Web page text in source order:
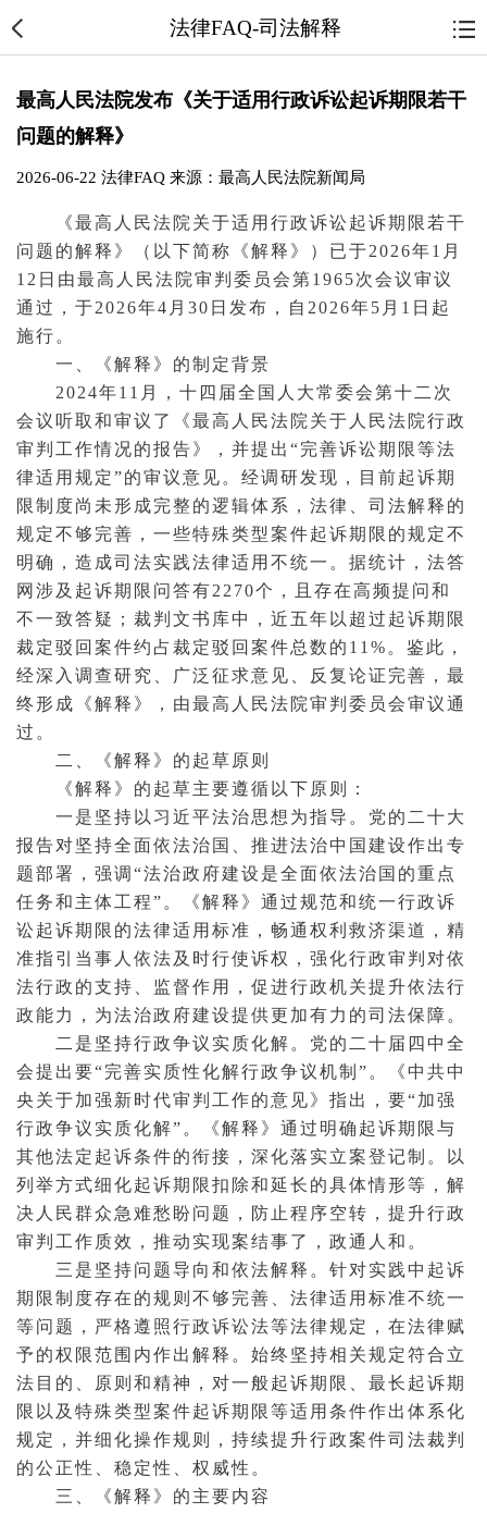
法律FAQ-司法解释
最高人民法院发布《关于适用行政诉讼起诉期限若干
问题的解释》
2026-06-22 法律FAQ来源：最高人民法院新闻局
《最高人民法院 关于适用行政诉讼起诉期限若干
问题的解释》（以下简称《解释》）已于2026年1月
12日由最高人民法院审判委员会第1965次会议审议
通过，于2026年4月30日发布，自2026年5月1日起
施行。
一、《解释》的制定背景
2024年11月，十四届全国人大常委会第十二次
会议听取和审议了《最高人民法院关于人民法院行政
审判工作情况的报告》，并提出“完善诉讼期限等法
律适用规定”的审议意见。经调研发现，目前起诉期
限制度尚未形成完整的逻辑体系，法律、司法解释 的
规定不够完善，一些特殊类型案件起诉期限的规定不
明确，造成司法实践法律适用不统一。据统计 ，法答
网涉及起诉期限问答有2270个，且存在高频提问和
不一致答疑；裁判文书库中，近五年以超过起诉期限
裁定驳回案件约占裁定驳回案件总数的11%。鉴此，
经深入调查研究、广泛征求意见、反复论证完善，最
终形成《解释》，由最高人民法院审判委员会审议通
过。
二、《解释》的起草原 则
《解释》的起草主要遵循以下原则：
一是坚持以习近平法治思想为指导。党的二十大
报告对坚持全面依法治国、推进法治中国建设作出专
题部署，强调“法治政府建设是全面依法治国的重点
任务和主体工程”。《解释》通过规范和统一行政诉
讼起诉期限的法律适用标准，畅通权利救济渠道，精
准指引 当事人依法及时行使诉权，强化行政审判对依
法行政的支持、监督作用，促进行政机关提升依法行
政能力，为法治政府建设提供更加有力的司法保障。
二是坚持行政争议实质化解。党的二十届四中全
会提出要“完善实质性化解行政争议机制”。《中共中
央关于加强新时代审判工作的意见》指出，要“加强
行政争议实质化解”。《解释》通过明确起诉期限与
其他法定起诉条件的衔接，深化落实立案登记制。以
列举方式细化起诉期限扣除和延长的具体情形等，解
决人民群众急难愁盼问题，防止程序空转，提升行政
审判工作质效，推动实现案结事了，政通人和。
三是坚持问题导向和依法解释。针对实践中起诉
期限制度存在的规则不够完善、法律适用标准不统一
等问题，严格遵照行政诉讼法等法律规定，在法律赋
予的权限范围内作出解释。始终坚持相关规定符合 立
法 目的、原则和精神，对一般起诉期限、最长起诉期
限以及特殊类型案件起诉期限等适用条件作出体系化
规定，并细化操作规则，持续提升行政案件司法裁判
的公正性、稳定性、权威性。
三、《解释》的主要内容